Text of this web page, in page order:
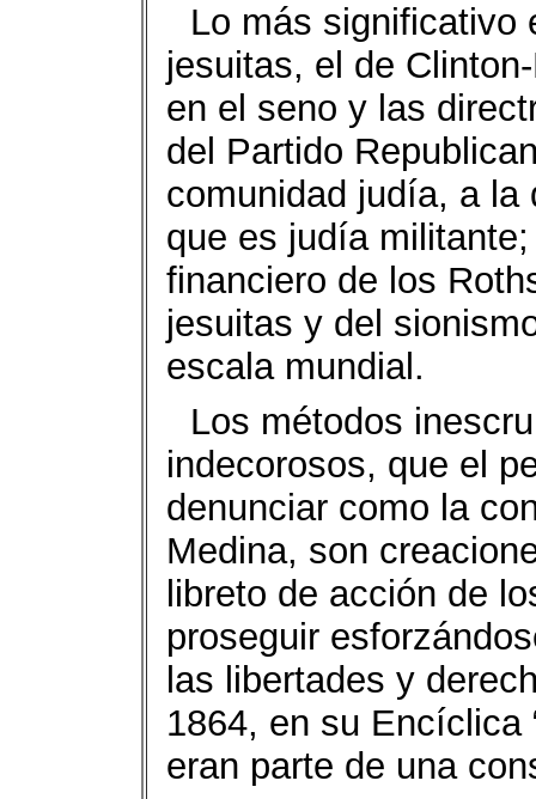
Lo más significativo
jesuitas, el de
en el seno y las
del Partido
comunidad judía, a la
que es judía
financiero de los
jesuitas y del
escala mundial.
Los métodos
indecorosos, que el
denunciar como la
Medina, son
libreto de acción de
proseguir
las libertades y
1864, en su Encíclica
eran parte de una